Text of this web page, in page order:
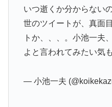
いつ逝くか分からない
世のツイートが、真面
トか、、、。小池一夫
よと言われてみたい気
— 小池一夫